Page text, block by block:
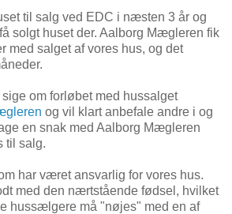
til salg ved EDC i næsten 3 år og
solgt huset der. Aalborg Mægleren fik
med salget af vores hus, og det
om forløbet med hussalget
og vil klart anbefale andre i og
en snak med Aalborg Mægleren
til salg.
har været ansvarlig for vores hus.
med den nærtstående fødsel, hvilket
hussælgere må "nøjes" med en af